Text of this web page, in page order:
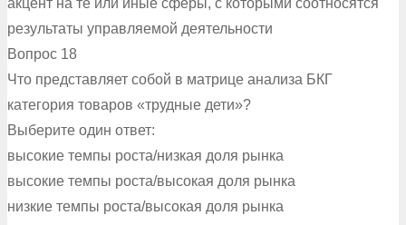
результаты управляемой деятельности
Вопрос 18
Что представляет собой в матрице анализа БКГ
категория товаров «трудные дети»?
Выберите один ответ:
высокие темпы роста/низкая доля рынка
высокие темпы роста/высокая доля рынка
низкие темпы роста/высокая доля рынка